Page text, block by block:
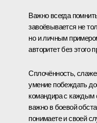
Важно всегда
завоёвывается не
но и личным
авторитет без этого
Сплочённость,
умение побеждать
командира с каждым
важно в боевой
понимаете и своей